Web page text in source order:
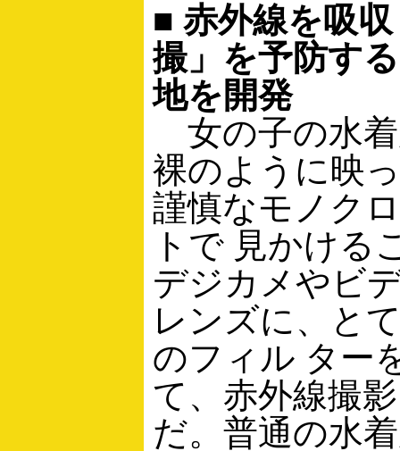
■ 赤外線を吸
撮」を予防す
地を開発
女の子の水
裸のように映
謹慎なモノク
トで 見かける
デジカメやビ
レンズに、と
のフィル ター
て、赤外線撮
だ。普通の水